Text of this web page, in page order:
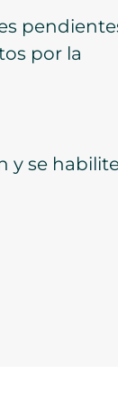
por la
y se